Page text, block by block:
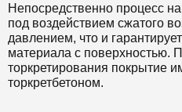
Непосредственно процесс
под воздействием сжатого
давлением, что и
материала с поверхностью.
торкретирования покрытие
торкретбетоном.